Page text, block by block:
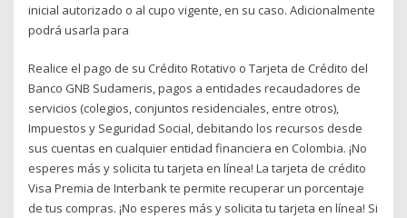
inicial autorizado o al cupo vigente, en su caso. Adicionalmente
podrá usarla para
Realice el pago de su Crédito Rotativo o Tarjeta de Crédito del
Banco GNB Sudameris, pagos a entidades recaudadores de
servicios (colegios, conjuntos residenciales, entre otros),
Impuestos y Seguridad Social, debitando los recursos desde
sus cuentas en cualquier entidad financiera en Colombia. ¡No
esperes más y solicita tu tarjeta en línea! La tarjeta de crédito
Visa Premia de Interbank te permite recuperar un porcentaje
de tus compras. ¡No esperes más y solicita tu tarjeta en línea! Si